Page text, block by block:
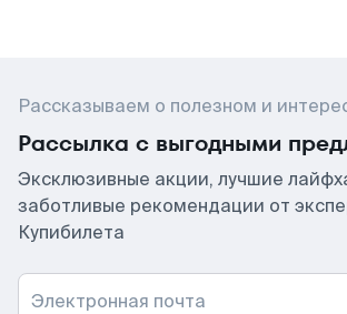
Рассказываем о полезном и
Рассылка с выгодными
Эксклюзивные акции, лучшие
заботливые рекомендации от
Купибилета
Электронная почта